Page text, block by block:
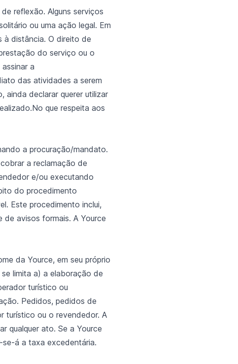
reflexão. Alguns serviços
ou uma ação legal. Em
à distância. O direito de
do serviço ou o
a
das atividades a serem
ainda declarar querer utilizar
que respeita aos
a procuração/mandato.
a reclamação de
e/ou executando
do procedimento
Este procedimento inclui,
avisos formais. A Yource
da Yource, em seu próprio
limita a) a elaboração de
turístico ou
Pedidos, pedidos de
turístico ou o revendedor. A
qualquer ato. Se a Yource
se-á a taxa excedentária.